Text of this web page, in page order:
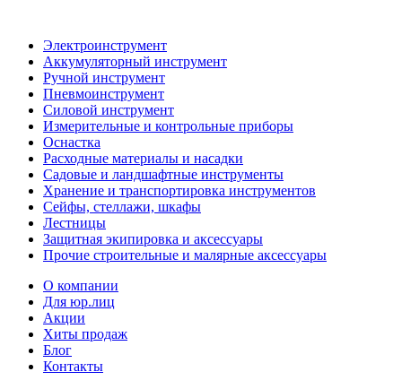
Электроинструмент
Аккумуляторный инструмент
Ручной инструмент
Пневмоинструмент
Силовой инструмент
Измерительные и контрольные приборы
Оснастка
Расходные материалы и насадки
Садовые и ландшафтные инструменты
Хранение и транспортировка инструментов
Сейфы, стеллажи, шкафы
Лестницы
Защитная экипировка и аксессуары
Прочие строительные и малярные аксессуары
О компании
Для юр.лиц
Акции
Хиты продаж
Блог
Контакты